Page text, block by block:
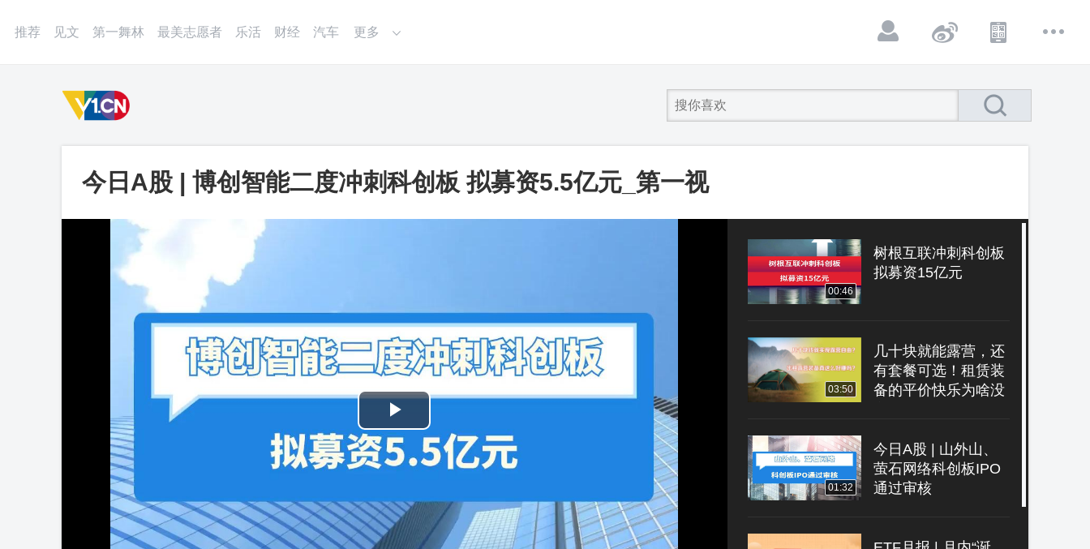
推荐 见文 第一舞林 最美志愿者 乐活 财经 汽车 更多
今日A股 | 博创智能二度冲刺科创板 拟募资5.5亿元_第一视
频
Play
Video
00:46
树根互联冲刺科创板
拟募资15亿元
03:50
几十块就能露营，还
有套餐可选！租赁装
备的平价快乐为啥没
01:32
今日A股 | 山外山、
萤石网络科创板IPO
通过审核